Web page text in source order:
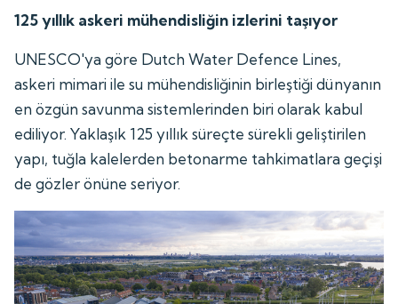
125 yıllık askeri mühendisliğin izlerini taşıyor
UNESCO'ya göre Dutch Water Defence Lines,
askeri mimari ile su mühendisliğinin birleştiği dünyanın
en özgün savunma sistemlerinden biri olarak kabul
ediliyor. Yaklaşık 125 yıllık süreçte sürekli geliştirilen
yapı, tuğla kalelerden betonarme tahkimatlara geçişi
de gözler önüne seriyor.